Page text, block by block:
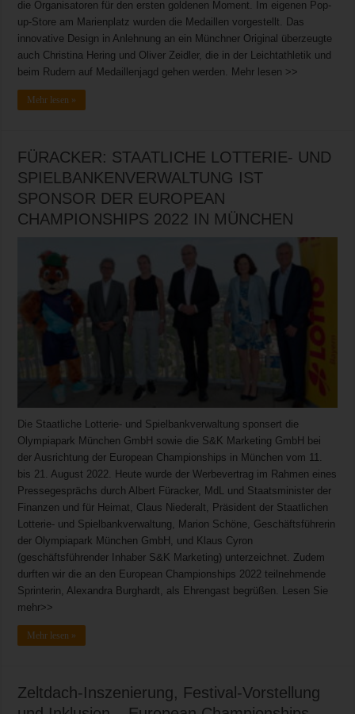
die Organisatoren für den ersten goldenen Moment. Im eigenen Pop-
up-Store am Marienplatz wurden die Medaillen vorgestellt. Das
innovative Design in Anlehnung an ein Münchner Original überzeugte
auch Christina Hering und Oliver Zeidler, die in der Leichtathletik und
beim Rudern auf Medaillenjagd gehen werden. Mehr lesen >>
Mehr lesen »
FÜRACKER: STAATLICHE LOTTERIE- UND
SPIELBANKENVERWALTUNG IST
SPONSOR DER EUROPEAN
CHAMPIONSHIPS 2022 IN MÜNCHEN
Die Staatliche Lotterie- und Spielbankverwaltung sponsert die
Olympiapark München GmbH sowie die S&K Marketing GmbH bei
der Ausrichtung der European Championships in München vom 11.
bis 21. August 2022. Heute wurde der Werbevertrag im Rahmen eines
Pressegesprächs durch Albert Füracker, MdL und Staatsminister der
Finanzen und für Heimat, Claus Niederalt, Präsident der Staatlichen
Lotterie- und Spielbankverwaltung, Marion Schöne, Geschäftsführerin
der Olympiapark München GmbH, und Klaus Cyron
(geschäftsführender Inhaber S&K Marketing) unterzeichnet. Zudem
durften wir die an den European Championships 2022 teilnehmende
Sprinterin, Alexandra Burghardt, als Ehrengast begrüßen. Lesen Sie
mehr>>
Mehr lesen »
Zeltdach-Inszenierung, Festival-Vorstellung